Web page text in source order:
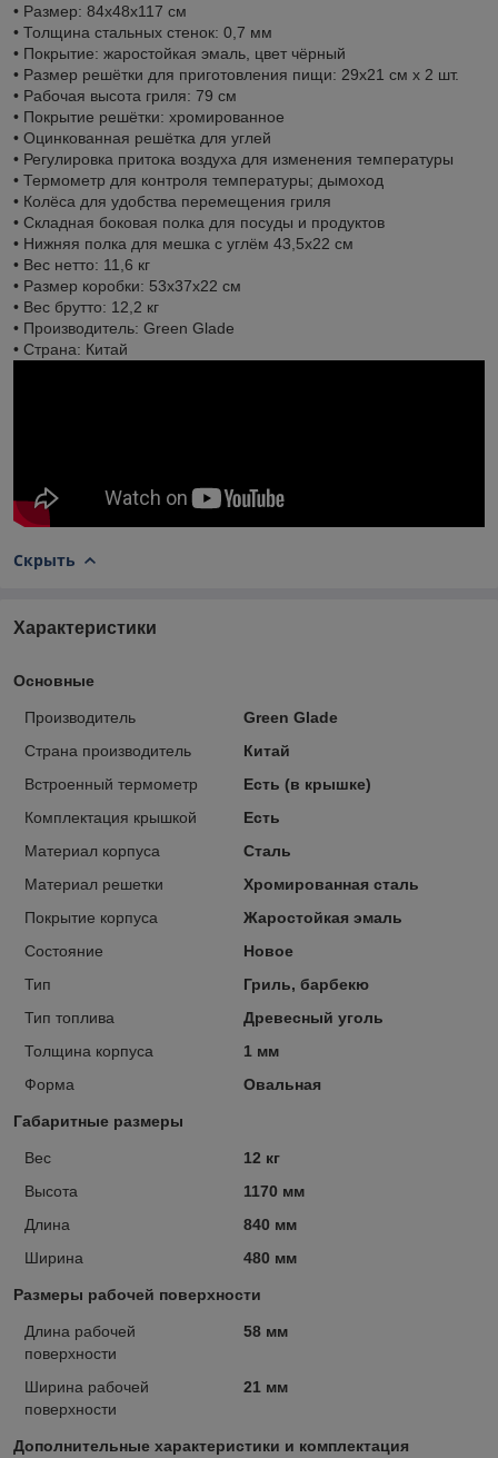
• Размер: 84х48х117 см
• Толщина стальных стенок: 0,7 мм
• Покрытие: жаростойкая эмаль, цвет чёрный
• Размер решётки для приготовления пищи: 29х21 см х 2 шт.
• Рабочая высота гриля: 79 см
• Покрытие решётки: хромированное
• Оцинкованная решётка для углей
• Регулировка притока воздуха для изменения температуры
• Термометр для контроля температуры; дымоход
• Колёса для удобства перемещения гриля
• Складная боковая полка для посуды и продуктов
• Нижняя полка для мешка с углём 43,5х22 см
• Вес нетто: 11,6 кг
• Размер коробки: 53х37х22 см
• Вес брутто: 12,2 кг
• Производитель: Green Glade
• Страна: Китай
Скрыть
Характеристики
Основные
Производитель
Green Glade
Страна производитель
Китай
Встроенный термометр
Есть (в крышке)
Комплектация крышкой
Есть
Материал корпуса
Сталь
Материал решетки
Хромированная сталь
Покрытие корпуса
Жаростойкая эмаль
Состояние
Новое
Тип
Гриль, барбекю
Тип топлива
Древесный уголь
Толщина корпуса
1 мм
Форма
Овальная
Габаритные размеры
Вес
12 кг
Высота
1170 мм
Длина
840 мм
Ширина
480 мм
Размеры рабочей поверхности
Длина рабочей
поверхности
58 мм
Ширина рабочей
поверхности
21 мм
Дополнительные характеристики и комплектация